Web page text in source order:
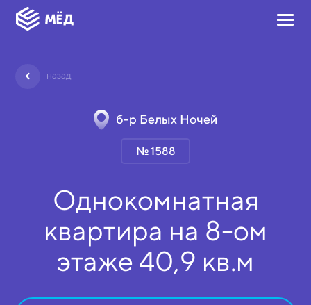
назад
б-р Белых Ночей
№ 1588
Однокомнатная
квартира на 8-ом
этаже 40,9 кв.м